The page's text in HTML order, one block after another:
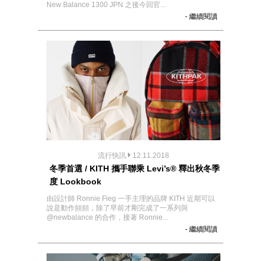
New Balance 1300 JPN 之後今回官...
- 繼續閱讀
流行快訊 12.11.2018
冬季首選 / KITH 攜手聯乘 Levi’s® 釋出秋冬季
度 Lookbook
由設計師 Ronnie Fieg 一手主理的品牌 KITH 近期可以
說是動作頻頻，除了早前才剛完成了一系列與
@newbalance 的合作，接著 Ronnie...
- 繼續閱讀